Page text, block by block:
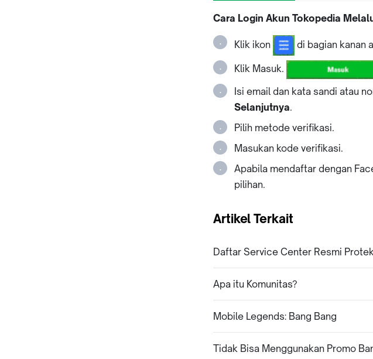
Cara Login Akun Tokopedia
Klik ikon di bagian kanan
Klik Masuk.
Isi email dan kata sandi atau
Selanjutnya.
Pilih metode verifikasi.
Masukan kode verifikasi.
Apabila mendaftar dengan
pilihan.
Artikel Terkait
Daftar Service Center Resmi
Apa itu Komunitas?
Mobile Legends: Bang Bang
Tidak Bisa Menggunakan Promo